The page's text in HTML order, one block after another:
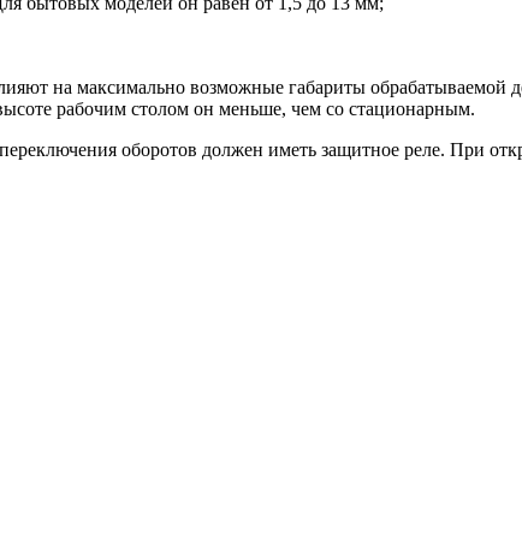
на максимально возможные габариты обрабатываемой
рабочим столом он меньше, чем со стационарным.
оборотов должен иметь защитное реле. При